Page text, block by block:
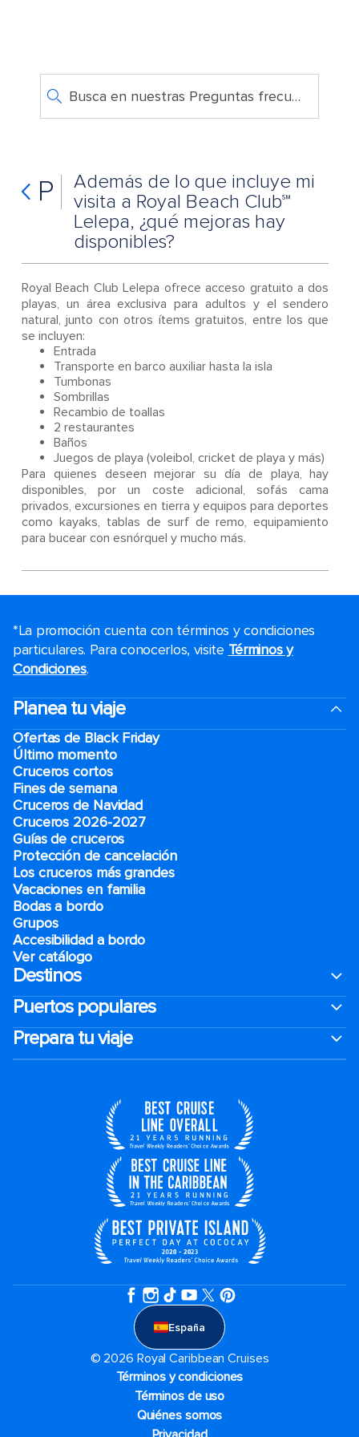
Busca en nuestras Preguntas frecuentes
P
Además de lo que incluye mi
visita a Royal Beach Club℠
Lelepa, ¿qué mejoras hay
disponibles?
Royal Beach Club Lelepa ofrece acceso gratuito a dos
playas, un área exclusiva para adultos y el sendero
natural, junto con otros ítems gratuitos, entre los que
se incluyen:
Entrada
Transporte en barco auxiliar hasta la isla
Tumbonas
Sombrillas
Recambio de toallas
2 restaurantes
Baños
Juegos de playa (voleibol, cricket de playa y más)
Para quienes deseen mejorar su día de playa, hay
disponibles, por un coste adicional, sofás cama
privados, excursiones en tierra y equipos para deportes
como kayaks, tablas de surf de remo, equipamiento
para bucear con esnórquel y mucho más.
*La promoción cuenta con términos y condiciones
particulares. Para conocerlos, visite Términos y
Condiciones.
Planea tu viaje
Ofertas de Black Friday
Último momento
Cruceros cortos
Fines de semana
Cruceros de Navidad
Cruceros 2026-2027
Guías de cruceros
Protección de cancelación
Los cruceros más grandes
Vacaciones en familia
Bodas a bordo
Grupos
Accesibilidad a bordo
Ver catálogo
Destinos
Puertos populares
Prepara tu viaje
España
© 2026 Royal Caribbean Cruises
Términos y condiciones
Términos de uso
Quiénes somos